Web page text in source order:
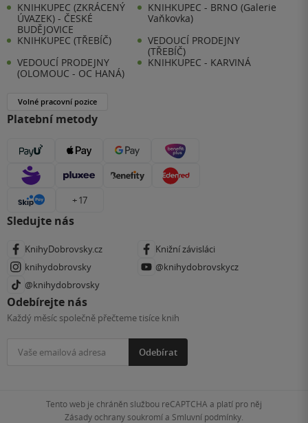
KNIHKUPEC (ZKRÁCENÝ
ÚVAZEK) - ČESKÉ
BUDĚJOVICE
KNIHKUPEC - BRNO (Galerie
Vaňkovka)
KNIHKUPEC (TŘEBÍČ)
VEDOUCÍ PRODEJNY
(TŘEBÍČ)
VEDOUCÍ PRODEJNY
(OLOMOUC - OC HANÁ)
KNIHKUPEC - KARVINÁ
Volné pracovní pozice
Platební metody
+ 17
Sledujte nás
KnihyDobrovsky.cz
Knižní závisláci
knihydobrovsky
@knihydobrovskycz
@knihydobrovsky
Odebírejte nás
Každý měsíc společně přečteme tisíce knih
Odebírat
Tento web je chráněn službou reCAPTCHA a platí pro něj
Zásady ochrany soukromía Smluvní podmínky